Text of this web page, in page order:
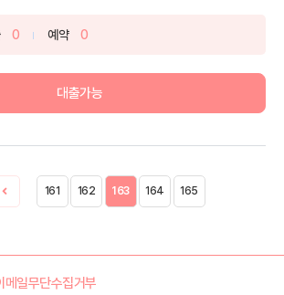
0 예약 0
대출가능
161 162 163 164 165
메일무단수집거부